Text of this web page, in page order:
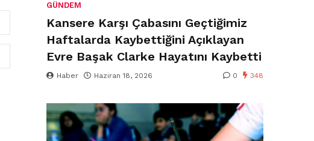
GÜNDEM
Kansere Karşı Çabasını Geçtiğimiz
Haftalarda Kaybettiğini Açıklayan
Evre Başak Clarke Hayatını Kaybetti
Haber Haziran 18, 2026 0 348